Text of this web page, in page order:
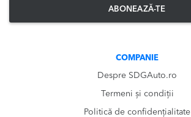
ABONEAZĂ-TE
COMPANIE
Despre SDGAuto.ro
Termeni și condiții
Politică de confidențialitate